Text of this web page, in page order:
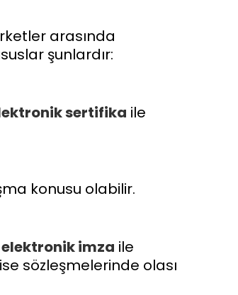
arasında
şunlardır:
sertifika ile
konusu olabilir.
elektronik imza ile
sözleşmelerinde olası